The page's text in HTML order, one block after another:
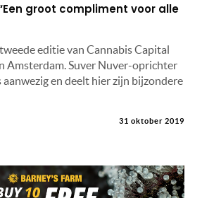
groot compliment voor alle
editie van Cannabis Capital
Amsterdam. Suver Nuver-oprichter
aanwezig en deelt hier zijn bijzondere
31 oktober 2019